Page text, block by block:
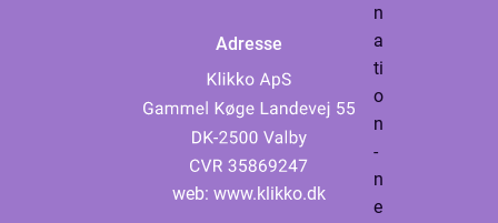
Adresse
web: www.klikko.dk